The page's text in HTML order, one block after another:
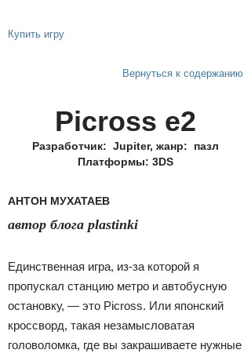
Купить игру
Вернуться к содержанию
Picross e2
Разработчик: Jupiter, жанр: пазл
Платформы: 3DS
АНТОН МУХАТАЕВ
автор блога plastinki
Единственная игра, из-за которой я
пропускал станцию метро и автобусную
остановку, — это Picross. Или японский
кроссворд, такая незамысловатая
головоломка, где вы закрашиваете нужные